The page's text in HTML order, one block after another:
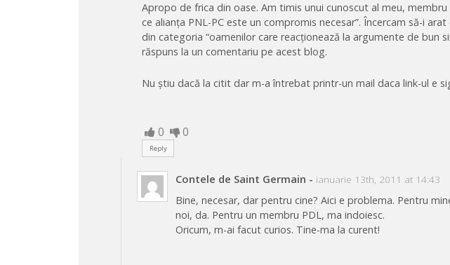
Apropo de frica din oase. Am timis unui cunoscut al meu,
ce alianța PNL-PC este un compromis necesar”. Încercam să-i
din categoria “oamenilor care reacționează la argumente de bun
răspuns la un comentariu pe acest blog.
Nu știu dacă la citit dar m-a întrebat printr-un mail daca link-ul e
0 0
Reply
Contele de Saint Germain - ianuarie 13th, 2011 at 14:43
Bine, necesar, dar pentru cine? Aici e problema. Pentru
noi, da. Pentru un membru PDL, ma indoiesc.
Oricum, m-ai facut curios. Tine-ma la curent!